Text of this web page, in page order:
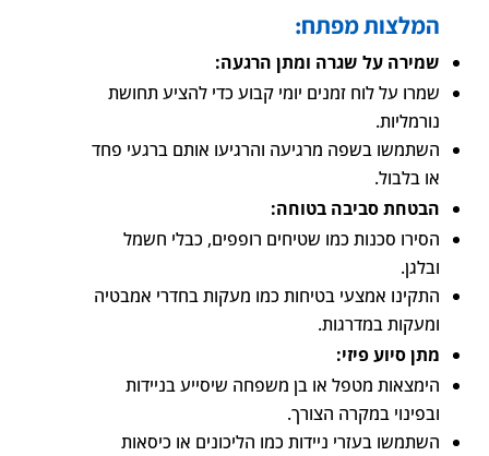
המלצות מפתח:
שמירה על שגרה ומתן הרגעה:
שמרו על לוח זמנים יומי קבוע כדי להציע תחושת
נורמליות.
השתמשו בשפה מרגיעה והרגיעו אותם ברגעי פחד
או בלבול.
הבטחת סביבה בטוחה:
הסירו סכנות כמו שטיחים רופפים, כבלי חשמל
ובלגן.
התקינו אמצעי בטיחות כמו מעקות בחדרי אמבטיה
ומעקות במדרגות.
מתן סיוע פיזי:
הימצאות מטפל או בן משפחה שיסייע בניידות
ובפינוי במקרה הצורך.
השתמשו בעזרי ניידות כמו הליכונים או כיסאות